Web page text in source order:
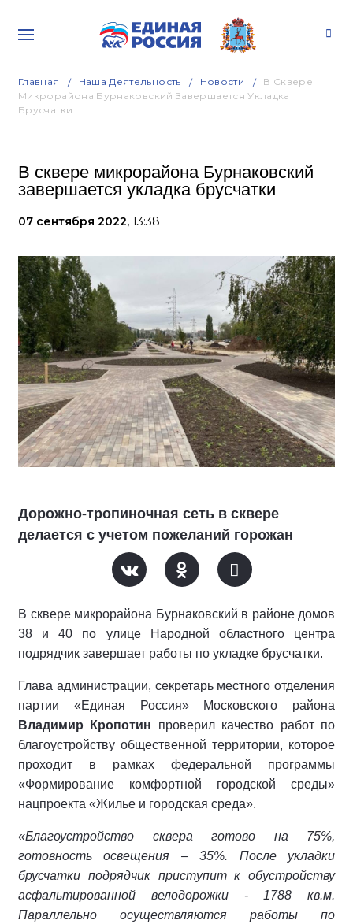
Главная Наша Деятельность Новости
В Сквере
Микрорайона Бурнаковский Завершается Укладка
Брусчатки
В сквере микрорайона Бурнаковский
завершается укладка брусчатки
07 сентября 2022, 13:38
Дорожно-тропиночная сеть в сквере
делается с учетом пожеланий горожан
В сквере микрорайона Бурнаковский в районе домов
38 и 40 по улице Народной областного центра
подрядчик завершает работы по укладке брусчатки.
Глава администрации, секретарь местного отделения
партии «Единая Россия» Московского района
Владимир Кропотин проверил качество работ по
благоустройству общественной территории, которое
проходит в рамках федеральной программы
«Формирование комфортной городской среды»
нацпроекта «Жилье и городская среда».
«Благоустройство сквера готово на 75%,
готовность освещения – 35%. После укладки
брусчатки подрядчик приступит к обустройству
асфальтированной велодорожки - 1788 кв.м.
Параллельно осуществляются работы по